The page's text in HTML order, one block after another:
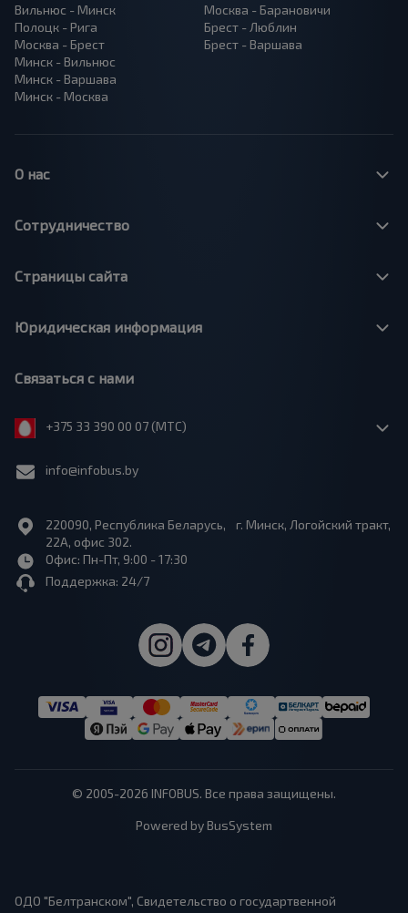
Вильнюс - Минск
Полоцк - Рига
Москва - Брест
Минск - Вильнюс
Минск - Варшава
Минск - Москва
Москва - Барановичи
Брест - Люблин
Брест - Варшава
О нас
Сотрудничество
Страницы сайта
Юридическая информация
Связаться с нами
+375 33 390 00 07 (МТС)
info@infobus.by
220090, Республика Беларусь, г. Минск, Логойский тракт,
22А, офис 302.
Офис: Пн-Пт, 9:00 - 17:30
Поддержка: 24/7
© 2005-2026 INFOBUS. Все права защищены.
Powered by BusSystem
ОДО "Белтранском", Свидетельство о государтвенной